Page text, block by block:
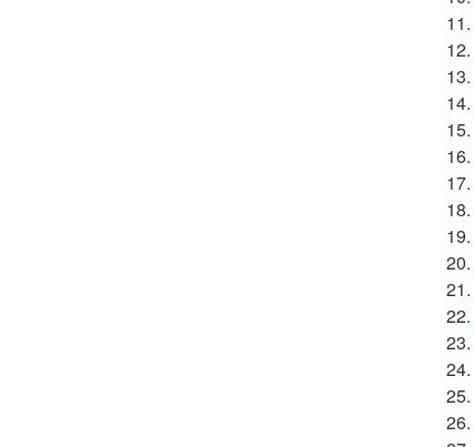
11.
12.
13.
14.
15.
16.
17.
18.
19.
20.
21.
22.
23.
24.
25.
26.